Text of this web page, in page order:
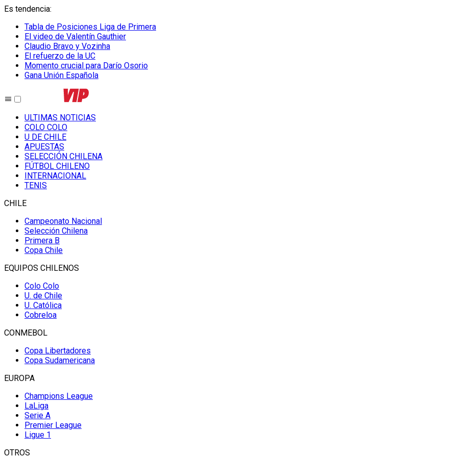
Es tendencia:
Tabla de Posiciones Liga de Primera
El video de Valentín Gauthier
Claudio Bravo y Vozinha
El refuerzo de la UC
Momento crucial para Darío Osorio
Gana Unión Española
ULTIMAS NOTICIAS
COLO COLO
U DE CHILE
APUESTAS
SELECCIÓN CHILENA
FÚTBOL CHILENO
INTERNACIONAL
TENIS
CHILE
Campeonato Nacional
Selección Chilena
Primera B
Copa Chile
EQUIPOS CHILENOS
Colo Colo
U. de Chile
U. Católica
Cobreloa
CONMEBOL
Copa Libertadores
Copa Sudamericana
EUROPA
Champions League
LaLiga
Serie A
Premier League
Ligue 1
OTROS